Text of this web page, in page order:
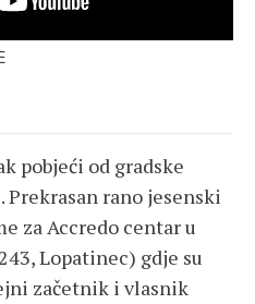
pobjeći od gradske
Prekrasan rano jesenski
za Accredo centar u
Lopatinec) gdje su
začetnik i vlasnik